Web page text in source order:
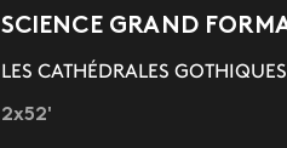
SCIENCE GRAND
LES CATHÉDRALES
2x52'